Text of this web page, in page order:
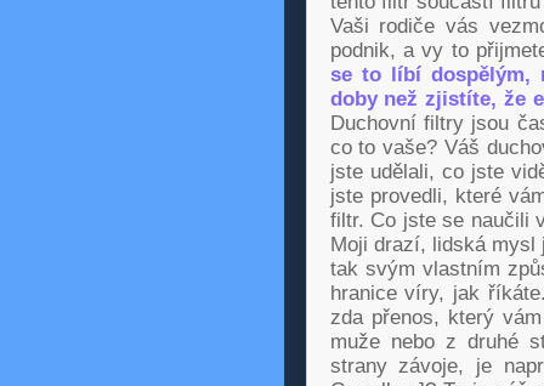
Vaši rodiče vás
podnik, a vy to
se to líbí dospělým,
doby než zjistíte, že
Duchovní filtry jsou
co to vaše? Váš
jste udělali, co jste
jste provedli, které
filtr. Co jste se naučili
Moji drazí, lidská mysl
tak svým vlastním
hranice víry, jak
zda přenos, který
muže nebo z druhé
strany závoje, je